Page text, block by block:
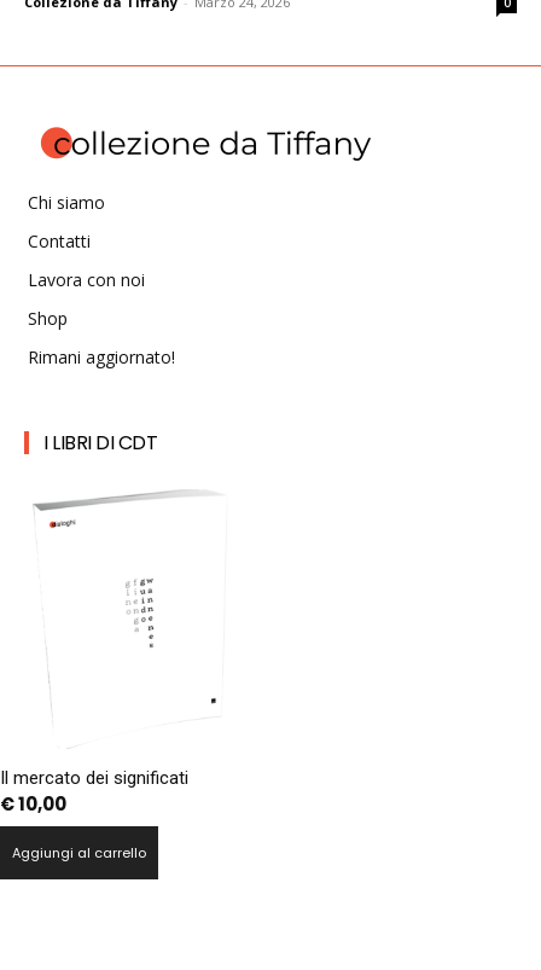
Chi siamo
Contatti
Lavora con noi
Shop
Rimani aggiornato!
I LIBRI DI CDT
Il mercato dei significati
€10,00
Aggiungi al carrello